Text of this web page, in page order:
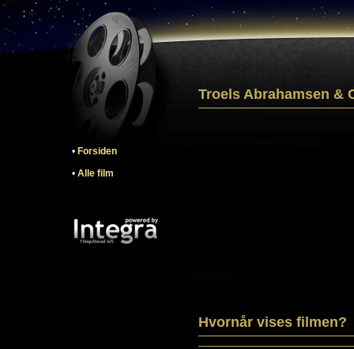
• Forsiden
• Alle film
Troels Abrahamsen &
Hvornår vises filmen?